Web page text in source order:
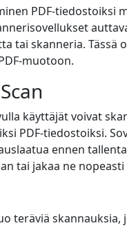
PDF-tiedostoiksi
tai skanneria. Tässä
muotoon.
käyttäjät voivat
PDF-tiedostoiksi.
ennen
tai jakaa ne
teräviä